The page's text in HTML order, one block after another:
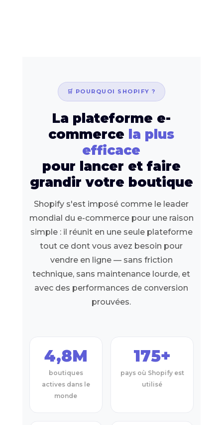
🛒 POURQUOI SHOPIFY ?
La plateforme e-
commerce la plus
efficace
pour lancer et faire
grandir votre boutique
Shopify s'est imposé comme le leader
mondial du e-commerce pour une raison
simple : il réunit en une seule plateforme
tout ce dont vous avez besoin pour
vendre en ligne — sans friction
technique, sans maintenance lourde, et
avec des performances de conversion
prouvées.
4,8M
boutiques
actives dans le
monde
175+
pays où Shopify est
utilisé